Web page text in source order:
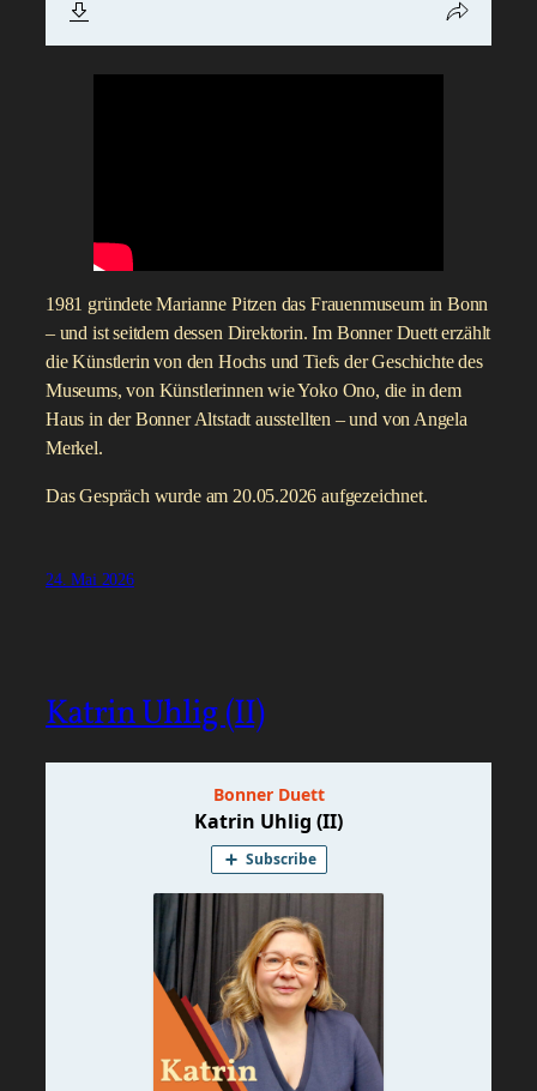
1981 gründete Marianne Pitzen das Frauenmuseum in Bonn
– und ist seitdem dessen Direktorin. Im Bonner Duett erzählt
die Künstlerin von den Hochs und Tiefs der Geschichte des
Museums, von Künstlerinnen wie Yoko Ono, die in dem
Haus in der Bonner Altstadt ausstellten – und von Angela
Merkel.
Das Gespräch wurde am 20.05.2026 aufgezeichnet.
24. Mai 2026
Katrin Uhlig (II)